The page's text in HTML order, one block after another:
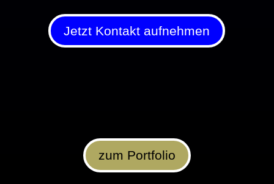
Jetzt Kontakt aufnehmen
zum Portfolio